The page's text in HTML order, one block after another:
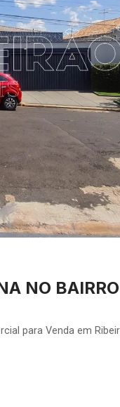
NO
para Venda em